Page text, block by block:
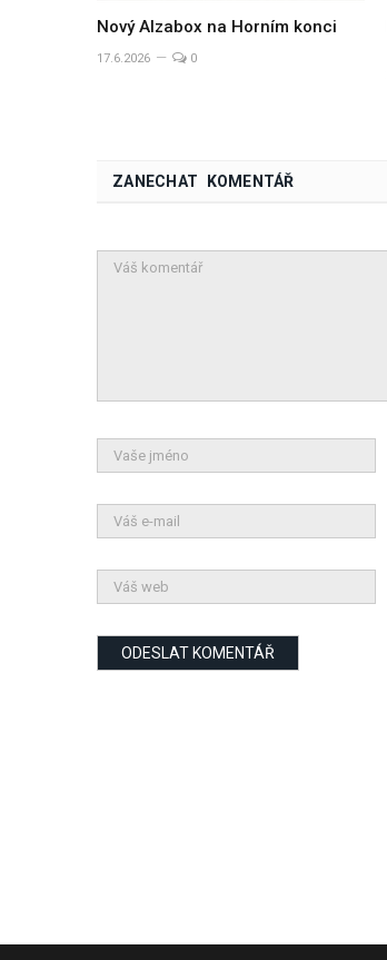
Nový Alzabox na Horním konci
17.6.2026 0
ZANECHAT KOMENTÁŘ